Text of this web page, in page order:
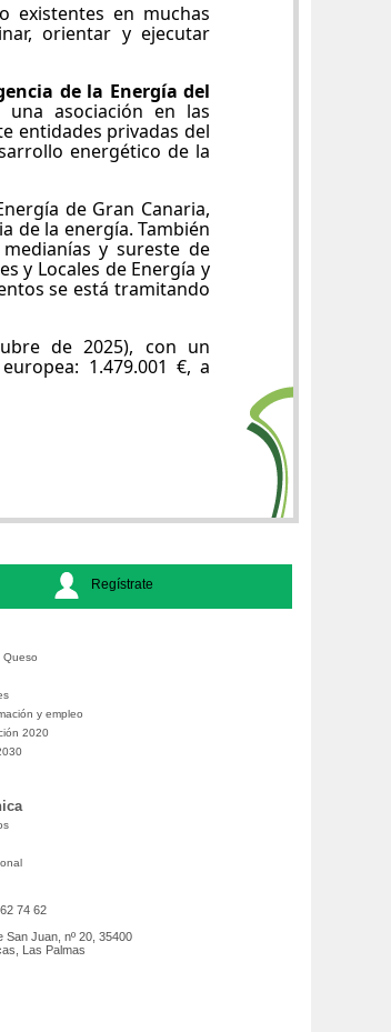
existentes en muchas
orientar y ejecutar
de la Energía del
asociación en las
entidades privadas del
energético de la
de Gran Canaria,
de la energía. También
y sureste de
y Locales de Energía y
se está tramitando
de 2025), con un
1.479.001 €, a
Regístrate
Queso
y empleo
2020
74 62
San Juan, nº 20, 35400
Las Palmas